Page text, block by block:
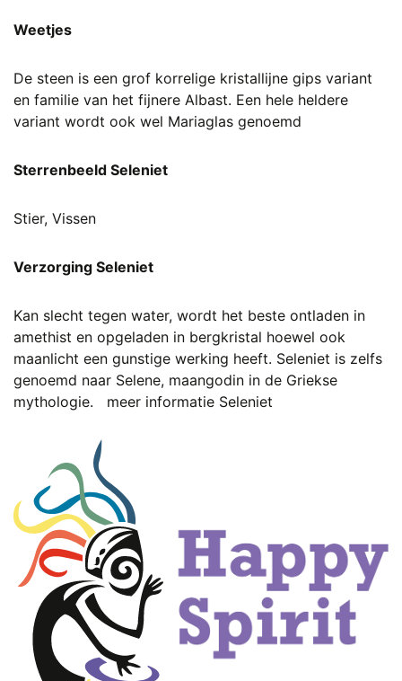
Weetjes
De steen is een grof korrelige kristallijne gips variant
en familie van het fijnere Albast. Een hele heldere
variant wordt ook wel Mariaglas genoemd
Sterrenbeeld Seleniet
Stier, Vissen
Verzorging Seleniet
Kan slecht tegen water, wordt het beste ontladen in
amethist en opgeladen in bergkristal hoewel ook
maanlicht een gunstige werking heeft. Seleniet is zelfs
genoemd naar Selene, maangodin in de Griekse
mythologie. meer informatie Seleniet